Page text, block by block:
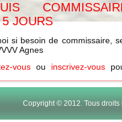
JOURS
si besoin de commissaire,
Agnes
vous ou inscrivez-vous
Copyright © 2012. Tous